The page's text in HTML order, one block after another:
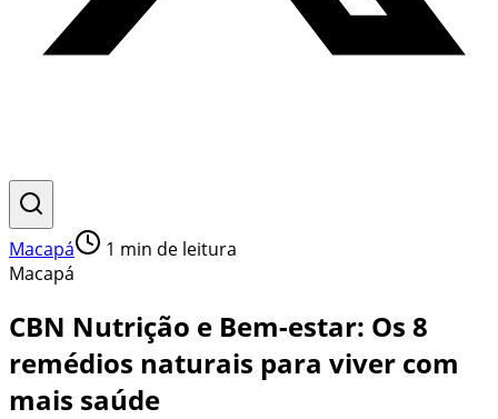
Macapá 1 min de leitura
Macapá
CBN Nutrição e Bem-estar: Os 8
remédios naturais para viver com
mais saúde